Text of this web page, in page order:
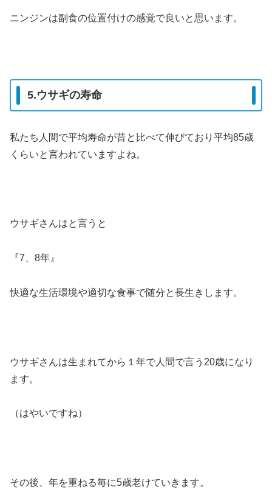
ニンジンは副食の位置付けの感覚で良いと思います。
5.ウサギの寿命
私たち人間で平均寿命が昔と比べて伸びており平均85歳
くらいと言われていますよね。
ウサギさんはと言うと
『7、8年』
快適な生活環境や適切な食事で随分と長生きします。
ウサギさんは生まれてから１年で人間で言う20歳になり
ます。
（はやいですね）
その後、年を重ねる毎に5歳老けていきます。